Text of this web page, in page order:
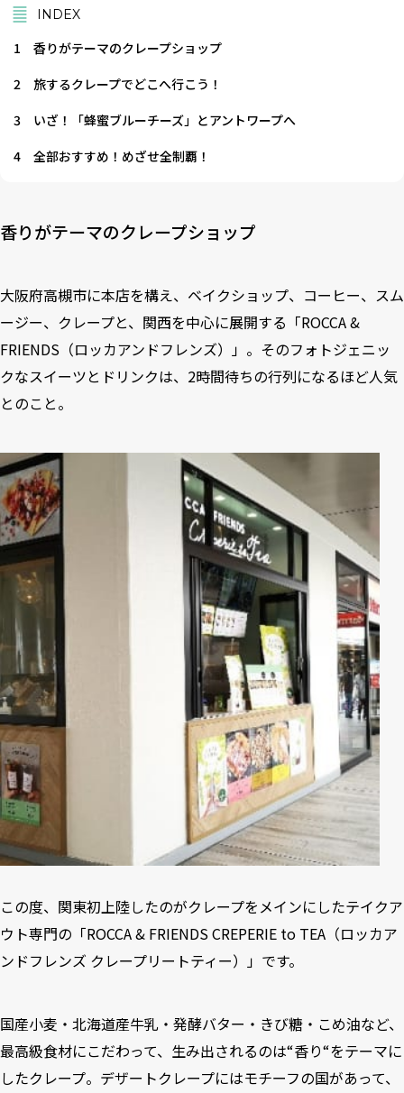
INDEX
1
香りがテーマのクレープショップ
2
旅するクレープでどこへ行こう！
3
いざ！「蜂蜜ブルーチーズ」とアントワープへ
4
全部おすすめ！めざせ全制覇！
香りがテーマのクレープショップ
大阪府高槻市に本店を構え、ベイクショップ、コーヒー、スム
ージー、クレープと、関西を中心に展開する「ROCCA &
FRIENDS（ロッカアンドフレンズ）」。そのフォトジェニッ
クなスイーツとドリンクは、2時間待ちの行列になるほど人気
とのこと。
この度、関東初上陸したのがクレープをメインにしたテイクア
ウト専門の「ROCCA & FRIENDS CREPERIE to TEA（ロッカア
ンドフレンズ クレープリートティー）」です。
国産小麦・北海道産牛乳・発酵バター・きび糖・こめ油など、
最高級食材にこだわって、生み出されるのは“香り“をテーマに
したクレープ。デザートクレープにはモチーフの国があって、